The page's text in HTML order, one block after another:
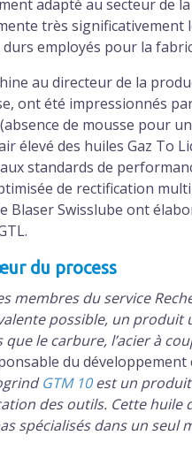
adapté au secteur de
très
employés pour la
au directeur de la
ont été impressionnés
de mousse pour
élevé des huiles Gaz
standards de
de rectification
Blaser Swisslube ont
du process
membres du service
possible, un produit
que le carbure, l’acier à
du développement
GTM 10est un produit
des outils. Cette
spécialisés dans un seul